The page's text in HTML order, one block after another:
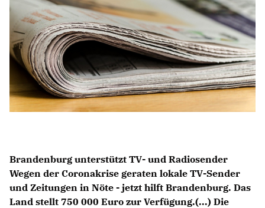
CDU Deutschland
CDU Fraktion im Brandenburger Landtag
CDU Brandenburg
CDU Potsdam
Brandenburg unterstützt TV- und Radiosender
Wegen der Coronakrise geraten lokale TV-Sender
und Zeitungen in Nöte - jetzt hilft Brandenburg. Das
Land stellt 750 000 Euro zur Verfügung.(...) Die